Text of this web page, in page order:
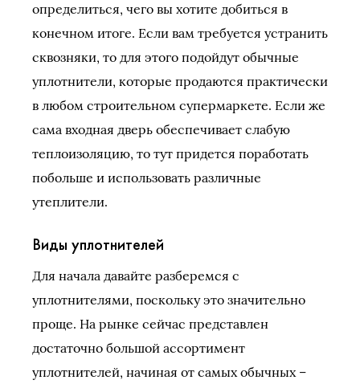
определиться, чего вы хотите добиться в
конечном итоге. Если вам требуется устранить
сквозняки, то для этого подойдут обычные
уплотнители, которые продаются практически
в любом строительном супермаркете. Если же
сама входная дверь обеспечивает слабую
теплоизоляцию, то тут придется поработать
побольше и использовать различные
утеплители.
Виды уплотнителей
Для начала давайте разберемся с
уплотнителями, поскольку это значительно
проще. На рынке сейчас представлен
достаточно большой ассортимент
уплотнителей, начиная от самых обычных –